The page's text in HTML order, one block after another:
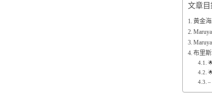
文章目
黃金海
布里
–